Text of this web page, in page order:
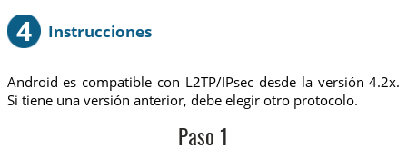
4 Instrucciones
Android es compatible con L2TP/IPsec desde la versión 4.2x.
Si tiene una versión anterior, debe elegir otro protocolo.
Paso 1